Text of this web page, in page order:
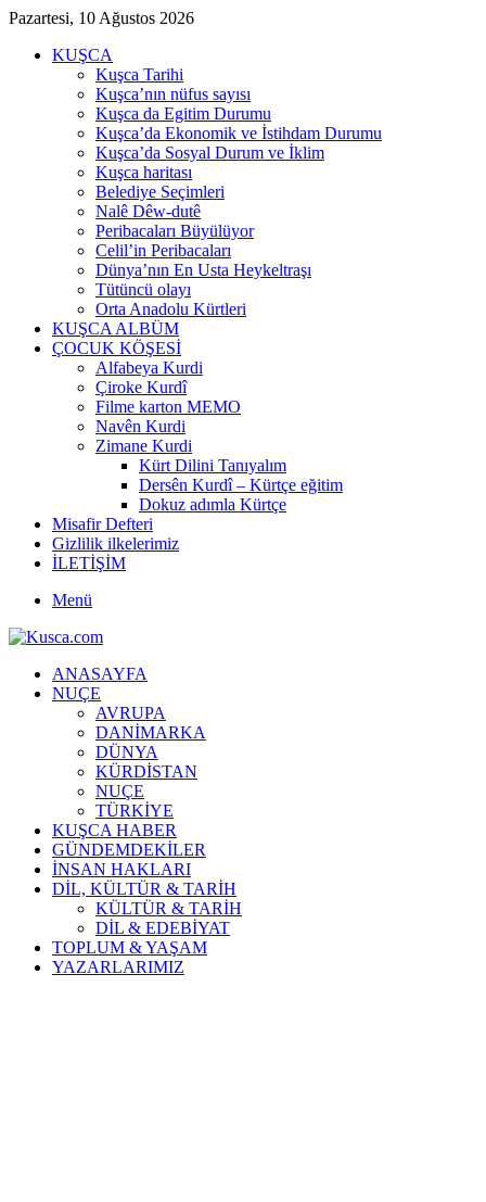
Pazartesi, 10 Ağustos 2026
KUŞCA
Kuşca Tarihi
Kuşca’nın nüfus sayısı
Kuşca da Egitim Durumu
Kuşca’da Ekonomik ve İstihdam Durumu
Kuşca’da Sosyal Durum ve İklim
Kuşca haritası
Belediye Seçimleri
Nalê Dêw-dutê
Peribacaları Büyülüyor
Celil’in Peribacaları
Dünya’nın En Usta Heykeltraşı
Tütüncü olayı
Orta Anadolu Kürtleri
KUŞCA ALBÜM
ÇOCUK KÖŞESİ
Alfabeya Kurdi
Çiroke Kurdî
Filme karton MEMO
Navên Kurdi
Zimane Kurdi
Kürt Dilini Tanıyalım
Dersên Kurdî – Kürtçe eğitim
Dokuz adımla Kürtçe
Misafir Defteri
Gizlilik ilkelerimiz
İLETİŞİM
Menü
ANASAYFA
NUÇE
AVRUPA
DANİMARKA
DÜNYA
KÜRDİSTAN
NUÇE
TÜRKİYE
KUŞCA HABER
GÜNDEMDEKİLER
İNSAN HAKLARI
DİL, KÜLTÜR & TARİH
KÜLTÜR & TARİH
DİL & EDEBİYAT
TOPLUM & YAŞAM
YAZARLARIMIZ